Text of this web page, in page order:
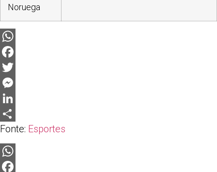
Noruega
WhatsApp
Facebook
Twitter
Messenger
LinkedIn
Share
Fonte: Esportes
WhatsApp